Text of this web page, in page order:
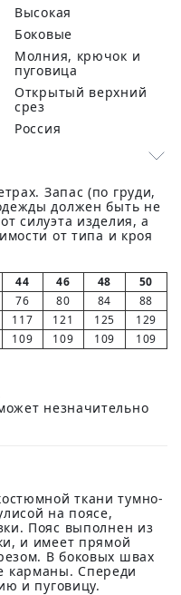
Высокая
Боковые
Молния, крючок и
пуговица
Открытый верхний
срез
Россия
Запас (по груди,
должен быть не
силуэта изделия, а
от типа и кроя
44 46 48
50
76 80 84
88
117 121 125
129
109 109 109 109
незначительно
ткани тумно-
на поясе,
Пояс выполнен из
и имеет прямой
В боковых швах
карманы. Спереди
и пуговицу.